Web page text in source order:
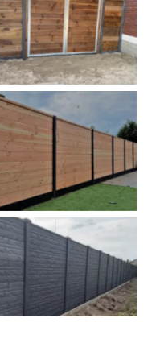
Dubbele poort
Douglas
Rots motief antraciet